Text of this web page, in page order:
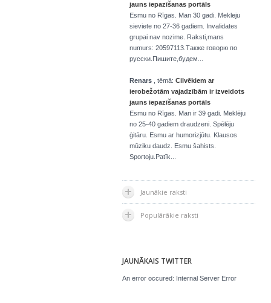
jauns iepazīšanas portāls
Esmu no Rīgas. Man 30 gadi. Mekleju
sieviete no 27-36 gadiem. Invalidates
grupai nav nozime. Raksti,mans
numurs: 20597113.Также говорю по
русски.Пишите,будем...
Renars , tēmā: Cilvēkiem ar
ierobežotām vajadzībām ir izveidots
jauns iepazīšanas portāls
Esmu no Rīgas. Man ir 39 gadi. Meklēju
no 25-40 gadiem draudzeni. Spēlēju
ģitāru. Esmu ar humorizjūtu. Klausos
mūziku daudz. Esmu šahists.
Sportoju.Patīk...
Jaunākie raksti
Populārākie raksti
JAUNĀKAIS TWITTER
An error occured: Internal Server Error